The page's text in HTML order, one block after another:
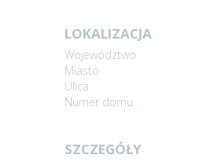
LOKALIZACJA
Województwo
Miasto
Ulica
Numer domu
SZCZEGÓŁY